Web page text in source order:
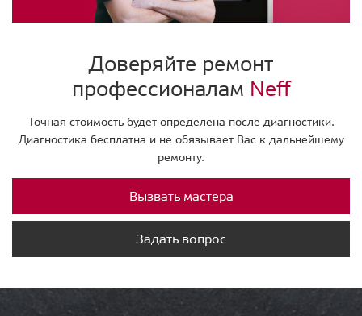
Доверяйте ремонт
профессионалам Neff
Точная стоимость будет определена после диагностики.
Диагностика бесплатна и не обязывает Вас к дальнейшему
ремонту.
Вызвать мастера
Задать вопрос